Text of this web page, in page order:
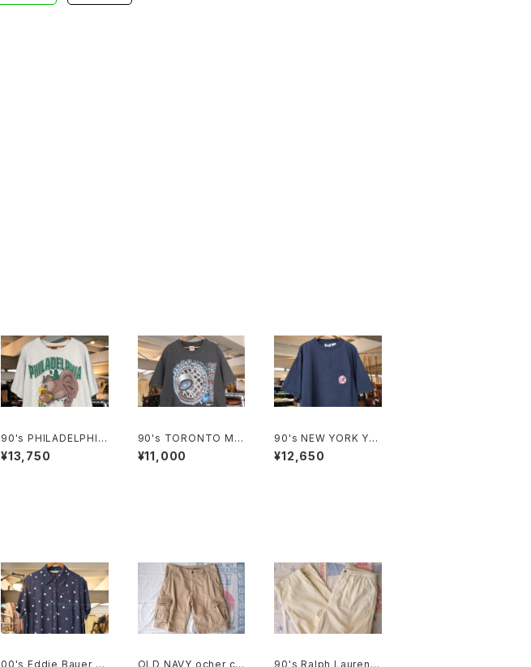
90's PHILADELPHIA
EAGLES breakthrou
gh cotton Tee "Mad
¥13,750
90's TORONTO MA
PLES LEAFS black c
otton Tee "Made in
¥11,000
90's NEW YORK YA
NKEES embroidere
d logo pocket Tee
¥12,650
00's Eddie Bauer b
OLD NAVY ocher co
90's Ralph Lauren li